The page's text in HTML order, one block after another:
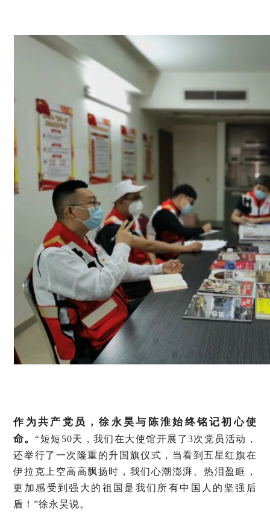
作为共产党员，徐永昊与陈淮始终铭记初心使
命。“短短50天，我们在大使馆开展了3次党员活动，
还举行了一次隆重的升国旗仪式，当看到五星红旗在
伊拉克上空高高飘扬时，我们心潮澎湃、热泪盈眶，
更加感受到强大的祖国是我们所有中国人的坚强后
盾！”徐永昊说。